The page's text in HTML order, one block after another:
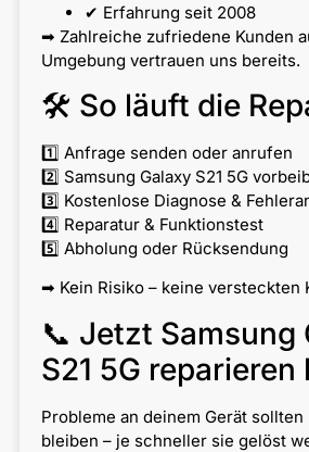
✔ Erfahrung seit 2008
➡ Zahlreiche zufriedene Kunden
Umgebung vertrauen uns bereits.
🛠 So läuft die
1️⃣ Anfrage senden oder anrufen
2️⃣ Samsung Galaxy S21 5G
3️⃣ Kostenlose Diagnose &
4️⃣ Reparatur & Funktionstest
5️⃣ Abholung oder Rücksendung
➡ Kein Risiko – keine versteckten
📞 Jetzt Samsung
S21 5G reparieren
Probleme an deinem Gerät
bleiben – je schneller sie gelöst